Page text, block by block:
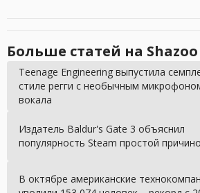
Больше статей на Shazoo
Teenage Engineering выпустила
стиле регги с необычным
вокала
Издатель Baldur's Gate 3 объяснил
популярность Steam простой
В октябре американские